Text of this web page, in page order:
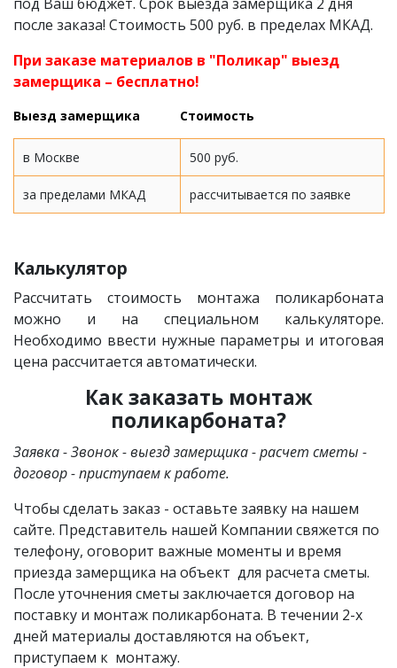
после заказа! Стоимость 500 руб. в пределах МКАД.
При заказе материалов в "Поликар" выезд
замерщика – бесплатно!
Выезд замерщика Стоимость
в Москве 500 руб.
за пределами МКАД рассчитывается по заявке
Калькулятор
Рассчитать стоимость монтажа поликарбоната
можно и на специальном калькуляторе.
Необходимо ввести нужные параметры и итоговая
цена рассчитается автоматически.
Как заказать монтаж
поликарбоната?
Заявка - Звонок - выезд замерщика - расчет сметы -
договор - приступаем к работе.
Чтобы сделать заказ - оставьте заявку на нашем
сайте. Представитель нашей Компании свяжется по
телефону, оговорит важные моменты и время
приезда замерщика на объект для расчета сметы.
После уточнения сметы заключается договор на
поставку и монтаж поликарбоната. В течении 2-х
дней материалы доставляются на объект,
приступаем к монтажу.